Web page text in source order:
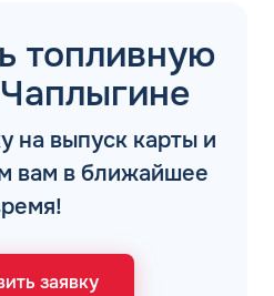
топливную
на выпуск карты и
вам в ближайшее
заявку